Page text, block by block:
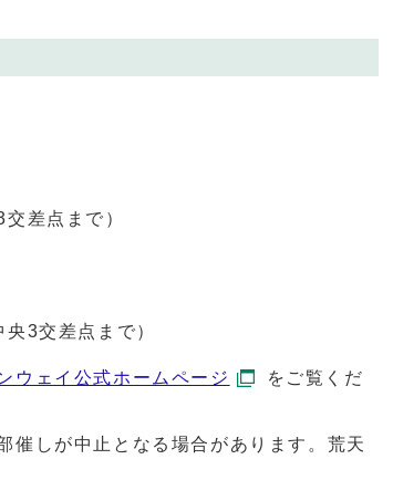
差点まで）
3交差点まで）
ウェイ公式ホームページ
をご覧くだ
催しが中止となる場合があります。荒天